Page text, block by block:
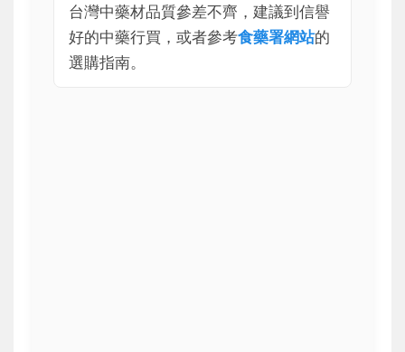
台灣中藥材品質參差不齊，建議到信譽
好的中藥行買，或者參考食藥署網站的
選購指南。